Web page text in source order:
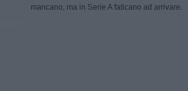
mancano, ma in Serie A faticano ad arrivare.